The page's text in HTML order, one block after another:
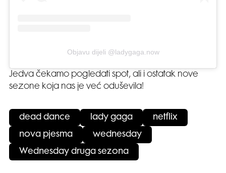
Objavu dijeli @ladygaga.now
Jedva čekamo pogledati spot, ali i ostatak nove
sezone koja nas je već oduševila!
dead dance lady gaga netflix
nova pjesma wednesday
Wednesday druga sezona